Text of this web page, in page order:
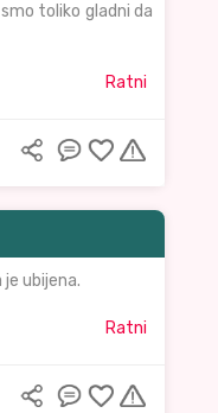
toliko gladni da
Ratni
ubijena.
Ratni